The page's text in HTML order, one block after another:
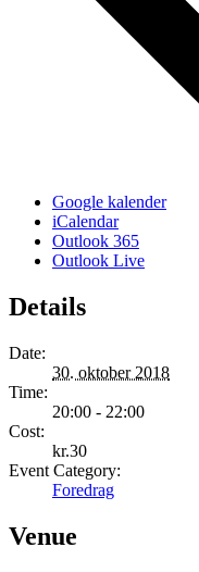
Google kalender
iCalendar
Outlook 365
Outlook Live
Details
Date:
30. oktober 2018
Time:
20:00 - 22:00
Cost:
kr.30
Event Category:
Foredrag
Venue